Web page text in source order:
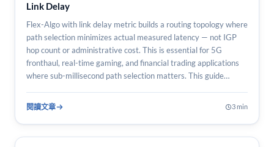
Link Delay
Flex-Algo with link delay metric builds a routing topology where
path selection minimizes actual measured latency — not IGP
hop count or administrative cost. This is essential for 5G
fronthaul, real-time gaming, and financial trading applications
where sub-millisecond path selection matters. This guide
閱讀文章 3 min